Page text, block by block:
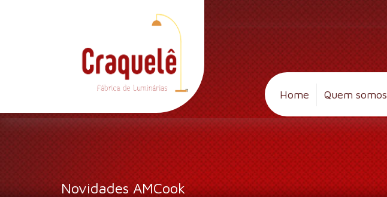
Home Quem somos
Novidades AMCook